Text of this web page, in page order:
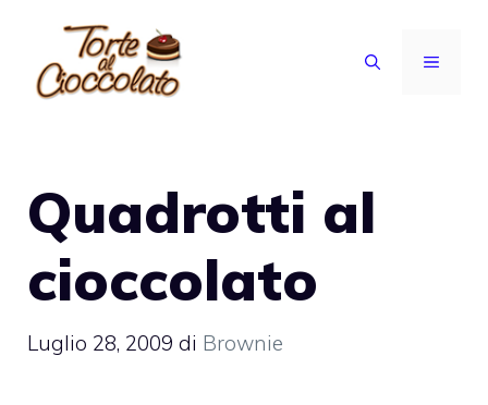
contenuto
MENU
Quadrotti al
cioccolato
Luglio 28, 2009 di Brownie